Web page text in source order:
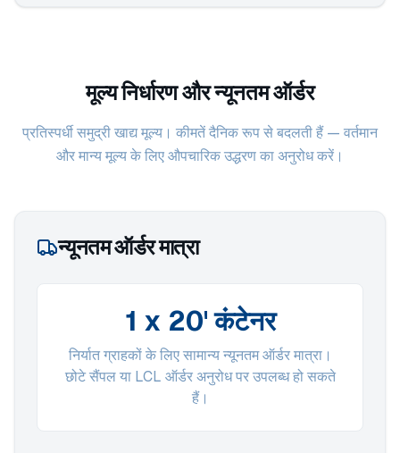
मूल्य निर्धारण और न्यूनतम ऑर्डर
प्रतिस्पर्धी समुद्री खाद्य मूल्य। कीमतें दैनिक रूप से बदलती हैं — वर्तमान
और मान्य मूल्य के लिए औपचारिक उद्धरण का अनुरोध करें।
न्यूनतम ऑर्डर मात्रा
1 x 20' कंटेनर
निर्यात ग्राहकों के लिए सामान्य न्यूनतम ऑर्डर मात्रा।
छोटे सैंपल या LCL ऑर्डर अनुरोध पर उपलब्ध हो सकते
हैं।